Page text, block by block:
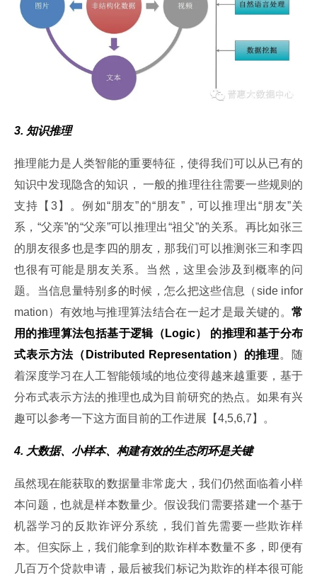
3. 知识推理
推理能力是人类智能的重要特征，使得我们可以从已有的
知识中发现隐含的知识， 一般的推理往往需要一些规则的
支持【3】。例如“朋友”的“朋友”，可以推理出“朋友”关
系，“父亲”的“父亲”可以推理出“祖父”的关系。再比如张三
的朋友很多也是李四的朋友，那我们可以推测张三和李四
也很有可能是朋友关系。当然，这里会涉及到概率的问
题。当信息量特别多的时候，怎么把这些信息（side infor
mation）有效地与推理算法结合在一起才是最关键的。 常
用的推理算法包括基于逻辑（Logic） 的推理和基于分布
式表示方法（Distributed Representation）的推理 。随
着深度学习在人工智能领域的地位变得越来越重要，基于
分布式表示方法的推理也成为目前研究的热点。如果有兴
趣可以参考一下这方面目前的工作进展【4,5,6,7】。
4. 大数据、小样本、构建有效的生态闭环是关键
虽然现在能获取的数据量非常庞大，我们仍然面临着小样
本问题，也就是样本数量少。假设我们需要搭建一个基于
机器学习的反欺诈评分系统，我们首先需要一些欺诈样
本。但实际上，我们能拿到的欺诈样本数量不多，即便有
几百万个贷款申请，最后被我们标记为欺诈的样本很可能